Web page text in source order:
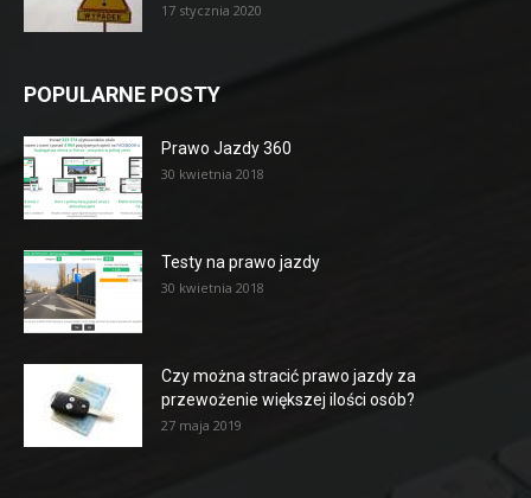
17 stycznia 2020
POPULARNE POSTY
Prawo Jazdy 360
30 kwietnia 2018
Testy na prawo jazdy
30 kwietnia 2018
Czy można stracić prawo jazdy za
przewożenie większej ilości osób?
27 maja 2019